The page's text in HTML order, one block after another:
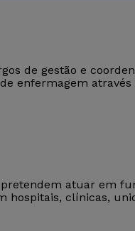
de gestão e
enfermagem
atuar em
hospitais, clínicas,